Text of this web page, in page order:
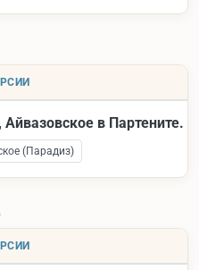
в Партените.
(Парадиз)